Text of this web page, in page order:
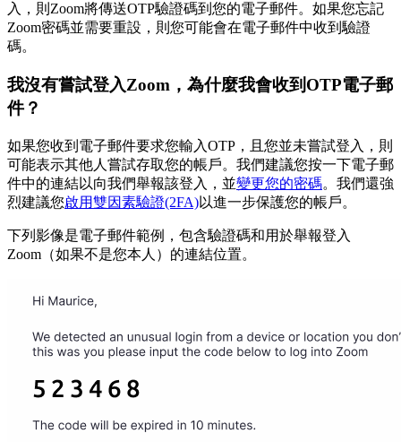
入，則Zoom將傳送OTP驗證碼到您的電子郵件。如果您忘記
Zoom密碼並需要重設，則您可能會在電子郵件中收到驗證
碼。
我沒有嘗試登入Zoom，為什麼我會收到OTP電子郵
件？
如果您收到電子郵件要求您輸入OTP，且您並未嘗試登入，則
可能表示其他人嘗試存取您的帳戶。我們建議您按一下電子郵
件中的連結以向我們舉報該登入，並變更您的密碼。我們還強
烈建議您啟用雙因素驗證(2FA)以進一步保護您的帳戶。
下列影像是電子郵件範例，包含驗證碼和用於舉報登入
Zoom（如果不是您本人）的連結位置。